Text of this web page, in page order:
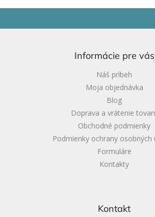
Informácie pre vás
Náš príbeh
Moja objednávka
Blog
Doprava a vrátenie
Obchodné podmienky
Podmienky ochrany osobných
Formuláre
Kontakty
Kontakt